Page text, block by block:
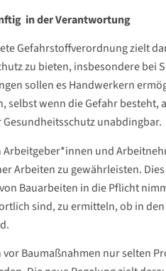
in der Verantwortung
Gefahrstoffverordnung zielt
zu bieten, insbesondere bei
sollen es Handwerkern
selbst wenn die Gefahr besteht,
Gesundheitsschutz unabdingbar.
Arbeitgeber*innen und
Arbeiten zu gewährleisten.
Bauarbeiten in die Pflicht
sind, zu ermitteln, ob in
Baumaßnahmen nur selten